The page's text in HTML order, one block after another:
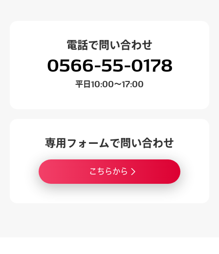
電話で 問い合わせ
0566-55-0178
平日 10:00～17:00
専用フォームで 問い合わせ
こちらから